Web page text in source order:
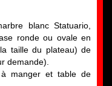
blanc Statuario,
ronde ou ovale en
taille du plateau) de
demande).
manger et table de